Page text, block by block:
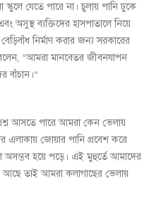
স্কুলে যেতে পারে না। চুলায় পানি ঢুকে
অসুস্থ ব্যক্তিদের হাসপাতালে নিয়ে
নির্মাণ করার জন্য সরকারের
“আমরা মানবেতর জীবনযাপন
বাঁচান।“
আসতে পারে আমরা কেন ভেলায়
এলাকায় জোয়ার পানি প্রবেশ করে
অসম্ভব হয়ে পড়ে। এই মুহুর্তে আমাদের
আছে তাই আমরা কলাগাছের ভেলায়